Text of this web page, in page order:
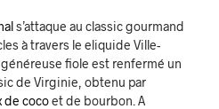
s’attaque au classic gourmand
à travers le eliquide Ville-
fiole est renfermé un
de Virginie, obtenu par
de cocoet de bourbon. A